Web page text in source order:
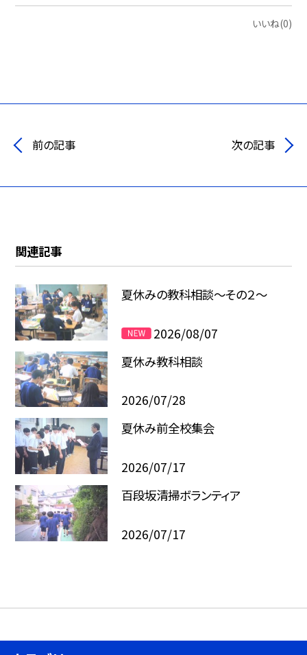
いいね(0)
前の記事 次の記事
関連記事
夏休みの教科相談～その２～
2026/08/07
夏休み教科相談
2026/07/28
夏休み前全校集会
2026/07/17
百段坂清掃ボランティア
2026/07/17